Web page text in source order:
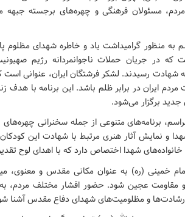
مسئولان فرهنگی و چهره‌های برجسته جبهه
به منظور گرامیداشت یاد و خاطره شهدای مظلوم
که در جریان حملات ناجوانمردانه رژیم
رسیدند. لشکر فرشتگان ایران، عنوانی است
مردم ایران در برابر ظلم باشد. این برنامه با
برگزار می‌شود.
برنامه‌های متنوعی از جمله سخنرانی
و نمایش آثار هنری مرتبط با شهادت این
خانواده‌های شهدا اختصاص دارد که با اهدای لوح
خمینی (ره) به عنوان مکانی مقدس و معنوی،
عجین شود. حضور اقشار مختلف مردم،
رشادت‌ها و مظلومیت‌های شهدای دفاع مقدس آشنا